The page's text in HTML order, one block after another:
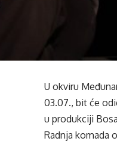
U okviru
03.07., bit će
u produkciji
Radnja komada